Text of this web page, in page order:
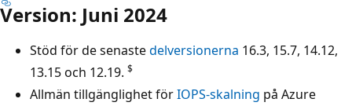
Version: Juni 2024
Stöd för de senastedelversionerna 16.3, 15.7, 14.12,
13.15 och 12.19. $
Allmän tillgänglighet förIOPS-skalning på Azure